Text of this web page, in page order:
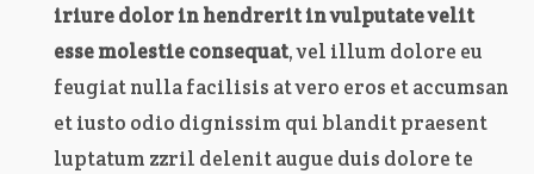
iriure dolor in hendrerit in vulputate velit
esse molestie consequat, vel illum dolore eu
feugiat nulla facilisis at vero eros et accumsan
et iusto odio dignissim qui blandit praesent
luptatum zzril delenit augue duis dolore te